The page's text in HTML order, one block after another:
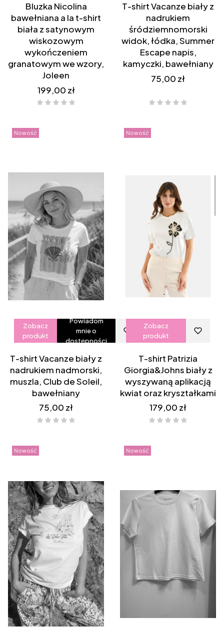
Bluzka Nicolina
bawełniana a la t-shirt
biała z satynowym
wiskozowym
wykończeniem
granatowym we wzory,
Joleen
Cena
199,00 zł
T-shirt Vacanze biały z
nadrukiem
śródziemnomorski
widok, łódka, Summer
Escape napis,
kamyczki, bawełniany
Cena
75,00 zł
Nowość
Zobacz
produkt
Powiadom
mnie o
dostępności
T-shirt Vacanze biały z
nadrukiem nadmorski,
muszla, Club de Soleil,
bawełniany
Cena
75,00 zł
Nowość
Zobacz
produkt
T-shirt Patrizia
Giorgia&Johns biały z
wyszywaną aplikacją
kwiat oraz kryształkami
Cena
179,00 zł
Nowość Nowość